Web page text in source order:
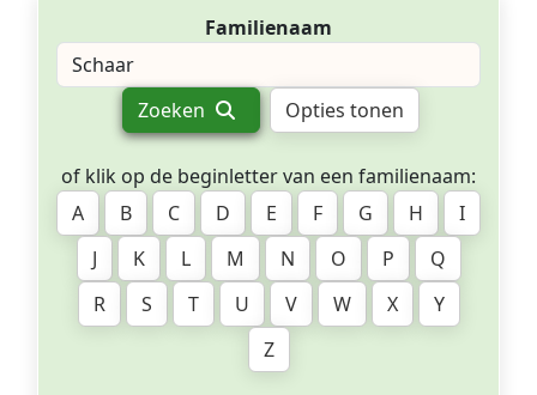
Familienaam
Zoeken Opties tonen
of klik op de beginletter van een familienaam:
A
B C D E F G H
I
J
K L M N O P
Q
R
S T U V W X
Y
Z